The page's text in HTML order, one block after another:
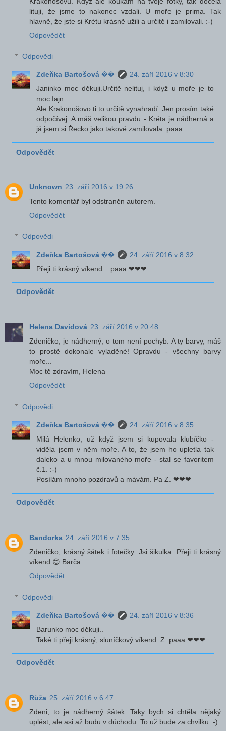
lituji, že jsme to nakonec vzdali. U moře je prima. Tak
hlavně, že jste si Krétu krásně užili a určitě i zamilovali. :-)
Odpovědět
Odpovědi
Zdeňka Bartošová ��
24. září 2016 v 8:30
Janinko moc děkuji.Určitě nelituj, i když u moře je to
moc fajn.
Ale Krakonošovo ti to určitě vynahradí. Jen prosím také
odpočívej. A máš velikou pravdu - Kréta je nádherná a
já jsem si Řecko jako takové zamilovala. paaa
Odpovědět
Unknown 23. září 2016 v 19:26
Tento komentář byl odstraněn autorem.
Odpovědět
Odpovědi
Zdeňka Bartošová ��
24. září 2016 v 8:32
Přeji ti krásný víkend... paaa ❤❤❤
Odpovědět
Helena Davidová 23. září 2016 v 20:48
Zdeničko, je nádherný, o tom není pochyb. A ty barvy, máš
to prostě dokonale vyladěné! Opravdu - všechny barvy
moře...
Moc tě zdravím, Helena
Odpovědět
Odpovědi
Zdeňka Bartošová ��
24. září 2016 v 8:35
Milá Helenko, už když jsem si kupovala klubíčko -
viděla jsem v něm moře. A to, že jsem ho upletla tak
daleko a u mnou milovaného moře - stal se favoritem
č.1. :-)
Posílám mnoho pozdravů a mávám. Pa Z. ❤❤❤
Odpovědět
Bandorka 24. září 2016 v 7:35
Zdeničko, krásný šátek i fotečky. Jsi šikulka. Přeji ti krásný
víkend 😊 Barča
Odpovědět
Odpovědi
Zdeňka Bartošová ��
24. září 2016 v 8:36
Barunko moc děkuji..
Také ti přeji krásný, sluníčkový víkend. Z. paaa ❤❤❤
Odpovědět
Růža 25. září 2016 v 6:47
Zdeni, to je nádherný šátek. Taky bych si chtěla nějaký
uplést, ale asi až budu v důchodu. To už bude za chvilku.:-)